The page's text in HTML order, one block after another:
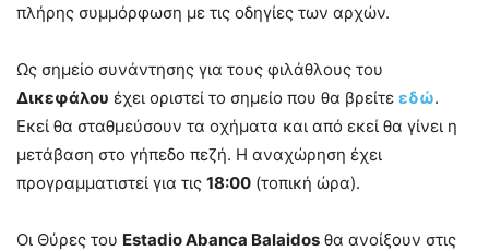
πλήρης συμμόρφωση με τις οδηγίες των αρχών.
Ως σημείο συνάντησης για τους φιλάθλους του
Δικεφάλου έχει οριστεί το σημείο που θα βρείτε εδώ.
Εκεί θα σταθμεύσουν τα οχήματα και από εκεί θα γίνει η
μετάβαση στο γήπεδο πεζή. Η αναχώρηση έχει
προγραμματιστεί για τις 18:00 (τοπική ώρα).
Οι Θύρες του Estadio Abanca Balaidos θα ανοίξουν στις